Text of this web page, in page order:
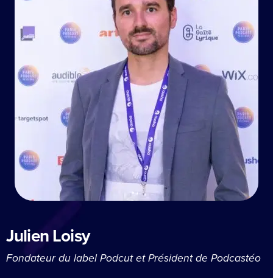
Julien Loisy
Fondateur du label Podcut et Président de Podcastéo